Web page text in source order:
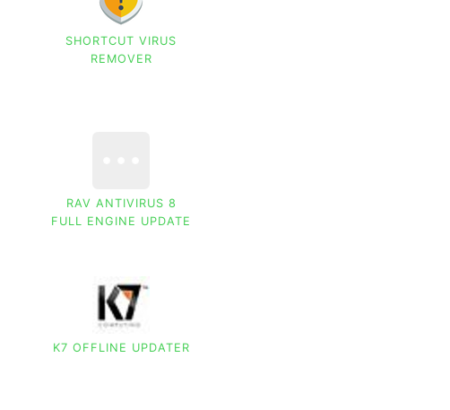
SHORTCUT VIRUS
REMOVER
RAV ANTIVIRUS 8
FULL ENGINE UPDATE
K7 OFFLINE UPDATER